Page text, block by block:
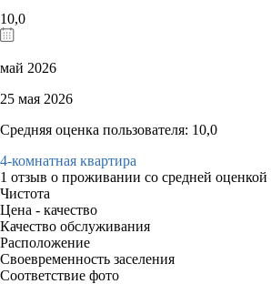
10,0
май 2026
25 мая 2026
Средняя оценка пользователя: 10,0
4-комнатная квартира
1 отзыв о проживании со средней оценкой
Чистота
Цена - качество
Качество обслуживания
Расположение
Своевременность заселения
Соответствие фото